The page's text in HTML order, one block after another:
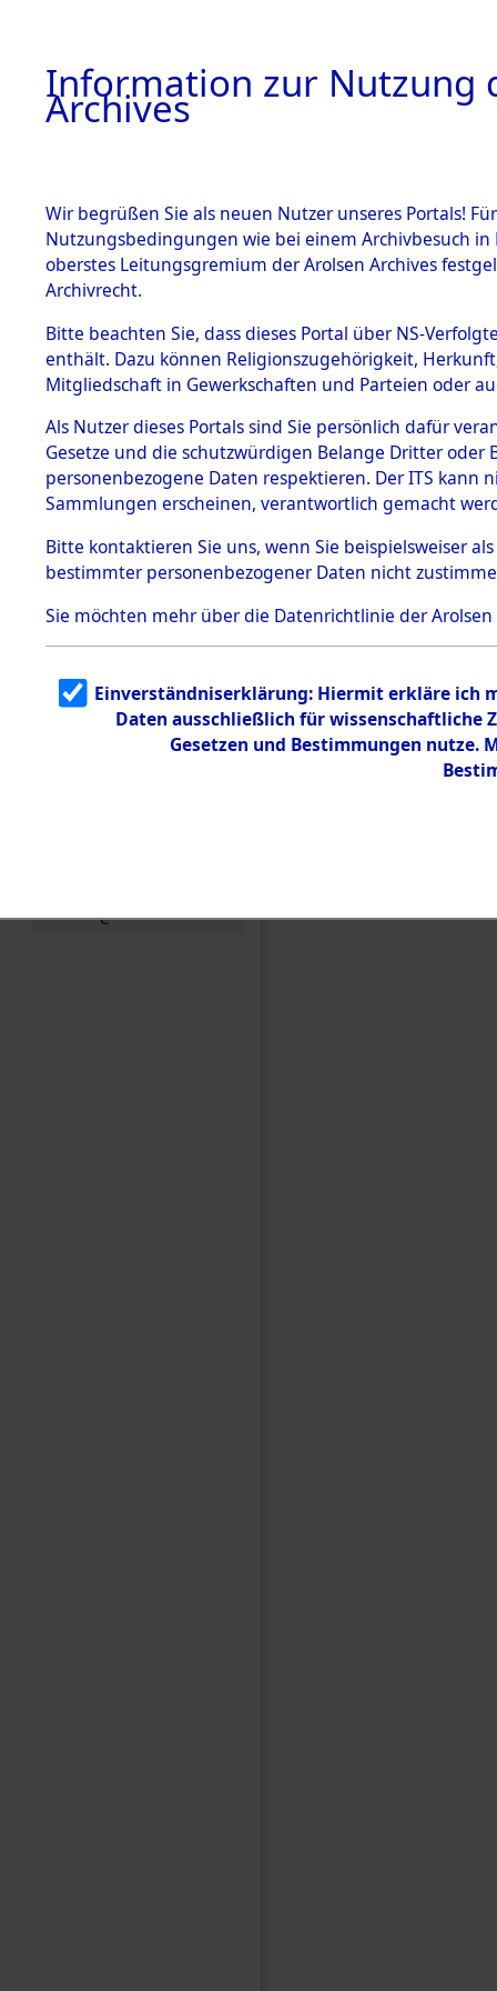
BESTÄNDE
1.
mente
5. Verschiedenes
5.3
Todesmärsche
5.3.1 Alliierte
Erhebungen
zu
Todesmärsch
en
5.3.2
g
5.3.3
Todesmärsch
e
Aachen→
Information zur Nutzung
Archives
Wir begrüßen Sie als neuen Nutzer unseres Portals!
Nutzungsbedingungen wie bei einem Archivbesuch
oberstes Leitungsgremium der Arolsen Archives
Archivrecht.
Bitte beachten Sie, dass dieses Portal über NS-
enthält. Dazu können Religionszugehörigkeit,
Mitgliedschaft in Gewerkschaften und Parteien oder
Als Nutzer dieses Portals sind Sie persönlich dafür
Gesetze und die schutzwürdigen Belange Dritter
personenbezogene Daten respektieren. Der ITS
Sammlungen erscheinen, verantwortlich gemacht
Bitte kontaktieren Sie uns, wenn Sie beispielsweiser
bestimmter personenbezogener Daten nicht
Sie möchten mehr über die Datenrichtlinie der Arolsen
Einverständniserklärung: Hiermit erkläre ich
Daten ausschließlich für wissenschaftliche
Gesetzen und Bestimmungen nutze.